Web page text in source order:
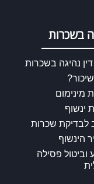
בשכרות
נהיגה בשכרות
מינימום
ינשוף
לבדיקת שכרות
הינשוף
וביטול פסילה